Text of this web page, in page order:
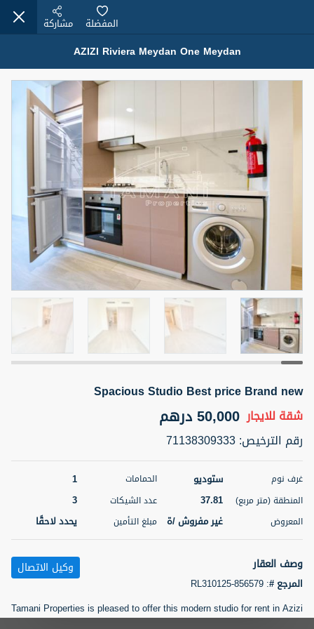
Modern Renovated Unit Near Marina Metro Station
للإيجار 95,000 درهم
3
سرير
1
حمام
المنطقة (متر
مربع)
70.03
المعروض
غير مفروش /ة
الشيكات
1
اسم الوسيط
NILOOFAR ABBAS VAKIL
رقم الوسيط
أتصل الأن
ELBRUS TOWER UNIT 2701 ON RENT
شقة للإيجار 95,000 درهم
3
1
2
مربع)
71.39
المعروض
مفروش/ ة
الشيكات
ABDEMANAF EQBALBHAI KHANBHAI
KHANBHAI EQBALBHAI SIRAJUDDIN
أتصل
الأن
5 أشهر +
AZIZI Riviera Meydan One Meydan
المفضلة مشاركة
Spacious Studio Best price Brand new
شقة للايجار 50,000 درهم
رقم الترخيص:
71138309333
غرف نوم ستوديو الحمامات 1
المنطقة (متر مربع) 37.81 عدد الشيكات 3
المعروض غير مفروش /ة مبلغ التأمين يحدد لاحقًا
وصف العقار
المرجع #:
RL310125-856579
وكيل الاتصال
Tamani Properties is pleased to offer this modern studio for rent in Azizi
Riviera 03, Meydan.
تصفية